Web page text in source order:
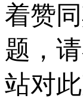
着赞
题，
站对